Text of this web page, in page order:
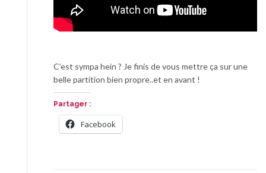
C’est sympa hein ? Je finis de vous mettre ça sur une
belle partition bien propre..et en avant !
Partager :
Facebook